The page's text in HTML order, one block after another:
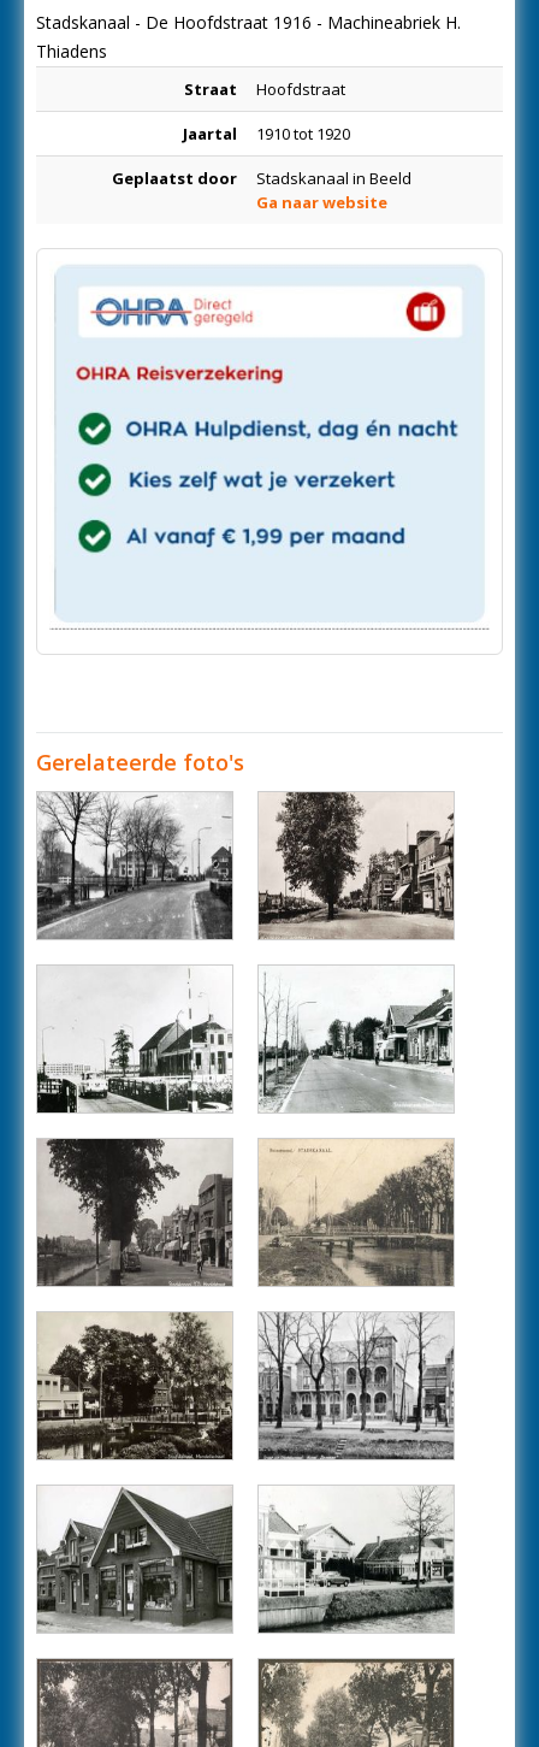
Stadskanaal - De Hoofdstraat 1916 - Machineabriek H.
Thiadens
Straat Hoofdstraat
Jaartal 1910 tot 1920
Geplaatst door
Stadskanaal in Beeld
Ga naar website
Gerelateerde foto's